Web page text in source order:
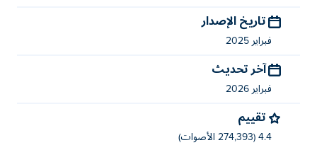
يمكنك لعب Blacktop: Police Chase مجانًا على Poki.
الأجهزة المحمولة وسطح المكتب؟
بك والأجهزة المحمولة مثل الهواتف والأجهزة اللوحية.
تاريخ الإصدار
فبراير 2025
آخر تحديث
فبراير 2026
تقييم
4.4 (274,393 الأصوات)